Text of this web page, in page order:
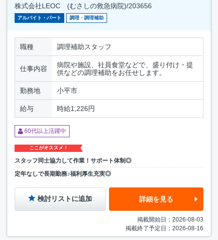
株式会社LEOC (むさしの救急病院)/203656
アルバイト・パート 調理・調理補助
職種 調理補助スタッフ
仕事内容
病院や施設、社員食堂などで、盛り付け・提
供などの調理補助をお任せします。
勤務地 小平市
給与 時給1,226円
60代以上活躍中
ここがオススメ！
スタッフ同士協力して作業！サポート体制◎
定年なしで長期勤務♪福利厚生充実◎
検討リストに追加 詳細を見る
掲載開始日：2026-08-03
掲載終了予定日：2026-08-16